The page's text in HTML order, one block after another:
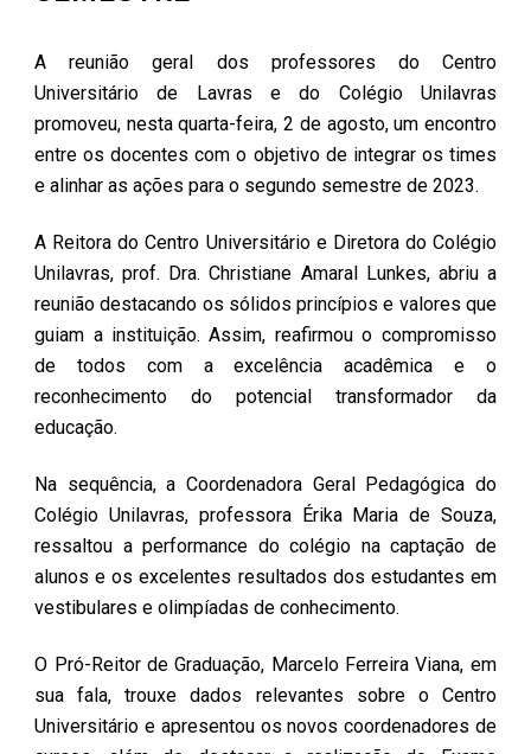
A reunião geral dos professores do Centro
Universitário de Lavras e do Colégio Unilavras
promoveu, nesta quarta-feira, 2 de agosto, um encontro
entre os docentes com o objetivo de integrar os times
e alinhar as ações para o segundo semestre de 2023.
A Reitora do Centro Universitário e Diretora do Colégio
Unilavras, prof. Dra. Christiane Amaral Lunkes, abriu a
reunião destacando os sólidos princípios e valores que
guiam a instituição. Assim, reafirmou o compromisso
de todos com a excelência acadêmica e o
reconhecimento do potencial transformador da
educação.
Na sequência, a Coordenadora Geral Pedagógica do
Colégio Unilavras, professora Érika Maria de Souza,
ressaltou a performance do colégio na captação de
alunos e os excelentes resultados dos estudantes em
vestibulares e olimpíadas de conhecimento.
O Pró-Reitor de Graduação, Marcelo Ferreira Viana, em
sua fala, trouxe dados relevantes sobre o Centro
Universitário e apresentou os novos coordenadores de